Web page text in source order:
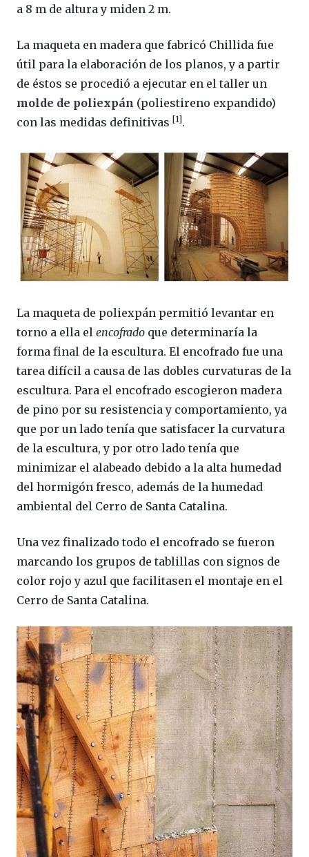
a 8 m de altura y miden 2 m.
La maqueta en madera que fabricó Chillida fue
útil para la elaboración de los planos, y a partir
de éstos se procedió a ejecutar en el taller un
molde de poliexpán (poliestireno expandido)
con las medidas definitivas [1].
La maqueta de poliexpán permitió levantar en
torno a ella el encofrado que determinaría la
forma final de la escultura. El encofrado fue una
tarea difícil a causa de las dobles curvaturas de la
escultura. Para el encofrado escogieron madera
de pino por su resistencia y comportamiento, ya
que por un lado tenía que satisfacer la curvatura
de la escultura, y por otro lado tenía que
minimizar el alabeado debido a la alta humedad
del hormigón fresco, además de la humedad
ambiental del Cerro de Santa Catalina.
Una vez finalizado todo el encofrado se fueron
marcando los grupos de tablillas con signos de
color rojo y azul que facilitasen el montaje en el
Cerro de Santa Catalina.